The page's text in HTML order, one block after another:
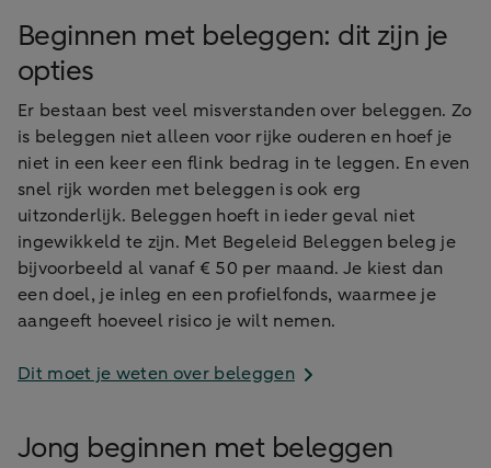
Beginnen met beleggen: dit zijn je
opties
Er bestaan best veel misverstanden over beleggen. Zo
is beleggen niet alleen voor rijke ouderen en hoef je
niet in een keer een flink bedrag in te leggen. En even
snel rijk worden met beleggen is ook erg
uitzonderlijk. Beleggen hoeft in ieder geval niet
ingewikkeld te zijn. Met Begeleid Beleggen beleg je
bijvoorbeeld al vanaf € 50 per maand. Je kiest dan
een doel, je inleg en een profielfonds, waarmee je
aangeeft hoeveel risico je wilt nemen.
Dit moet je weten over beleggen
Jong beginnen met beleggen